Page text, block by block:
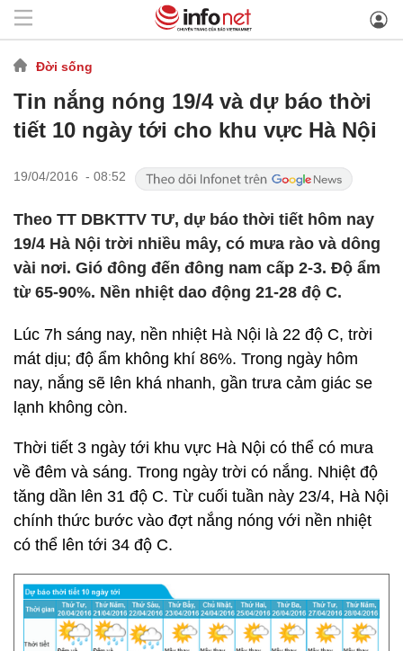
Đời sống
Tin nắng nóng 19/4 và dự báo thời
tiết 10 ngày tới cho khu vực Hà Nội
19/04/2016 - 08:52
Theo TT DBKTTV TƯ, dự báo thời tiết hôm nay
19/4 Hà Nội trời nhiều mây, có mưa rào và dông
vài nơi. Gió đông đến đông nam cấp 2-3. Độ ẩm
từ 65-90%. Nền nhiệt dao động 21-28 độ C.
Lúc 7h sáng nay, nền nhiệt Hà Nội là 22 độ C, trời
mát dịu; độ ẩm không khí 86%. Trong ngày hôm
nay, nắng sẽ lên khá nhanh, gần trưa cảm giác se
lạnh không còn.
Thời tiết 3 ngày tới khu vực Hà Nội có thể có mưa
về đêm và sáng. Trong ngày trời có nắng. Nhiệt độ
tăng dần lên 31 độ C. Từ cuối tuần này 23/4, Hà Nội
chính thức bước vào đợt nắng nóng với nền nhiệt
có thể lên tới 34 độ C.